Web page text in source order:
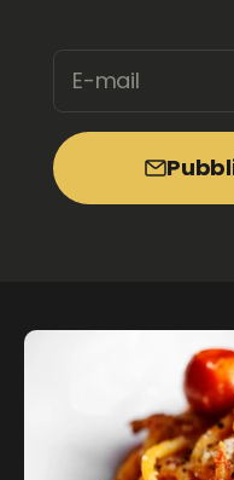
E-mail